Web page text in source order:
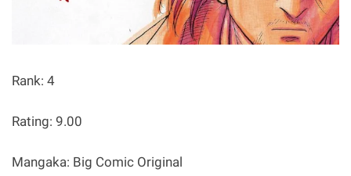
Rank: 4
Rating: 9.00
Mangaka: Big Comic Original